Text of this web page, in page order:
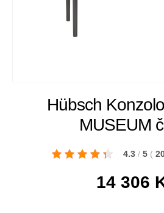
Hübsch
MUSEUM
4.3 / 5 (
14 306